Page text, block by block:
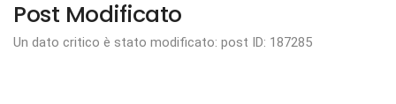
Post Modificato
Un dato critico è stato modificato: post ID: 187285